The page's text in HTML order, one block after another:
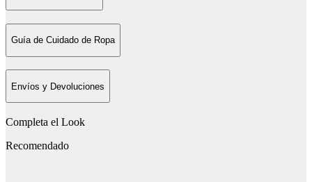
Guía de Cuidado de Ropa
Envíos y Devoluciones
Completa el Look
Recomendado